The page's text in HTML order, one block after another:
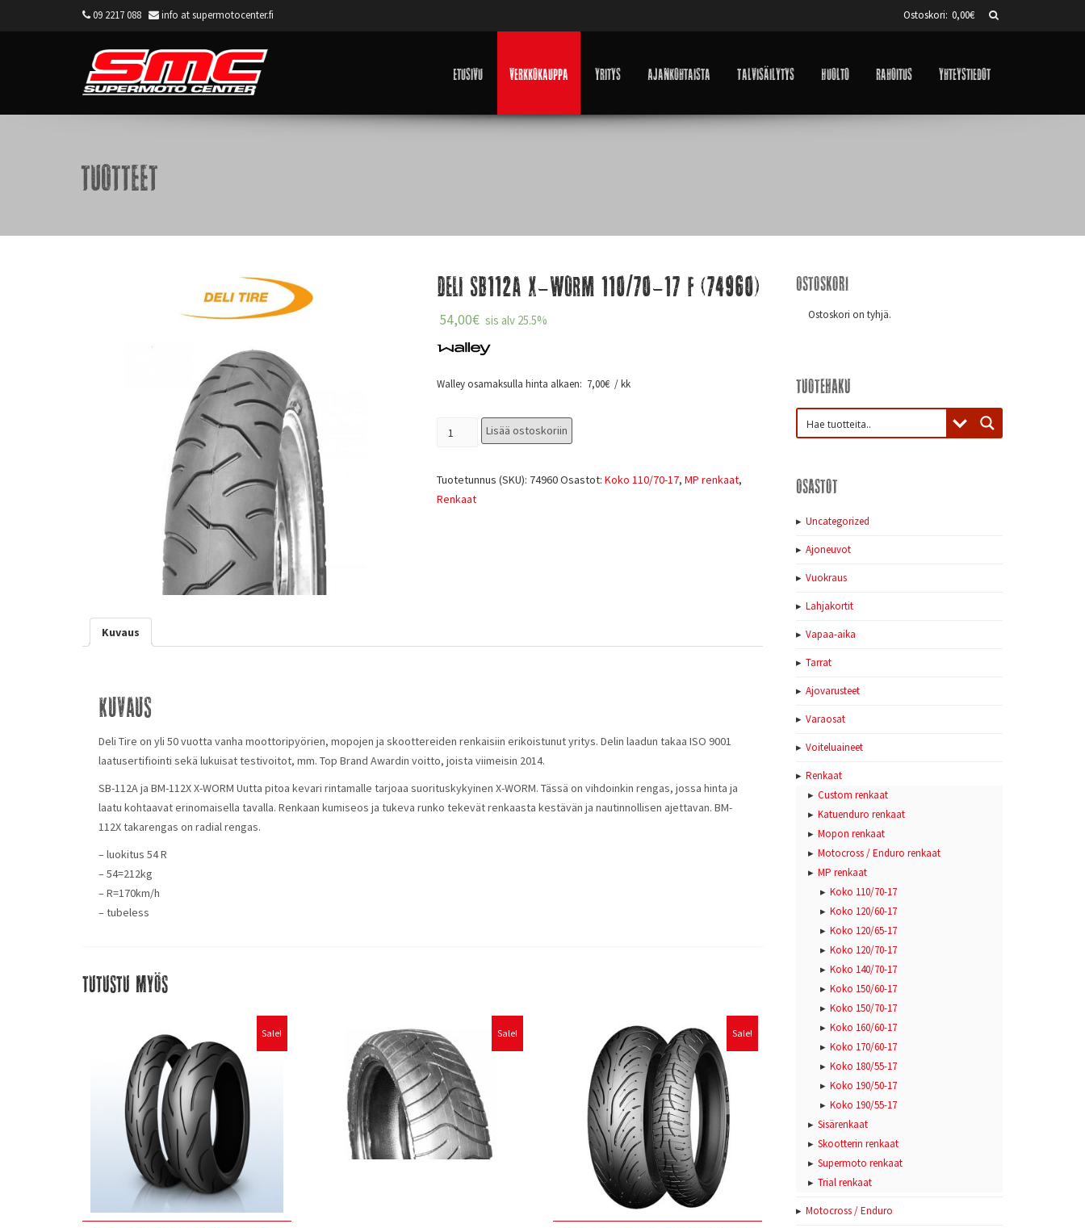
09 2217 088 info at supermotocenter.fi Ostoskori: 0,00€
Etusivu Verkkokauppa Yritys Ajankohtaista Talvisäilytys Huolto Rahoitus Yhteystiedot
Tuotteet
Deli SB112A X-Worm 110/70-17 F (74960)
54,00€ sis alv 25.5%
Walley osamaksulla hinta alkaen: 7,00€ / kk
Lisää ostoskoriin
Tuotetunnus (SKU): 74960Osastot: Koko 110/70-17, MP renkaat,
Renkaat
Kuvaus
Kuvaus
Deli Tire on yli 50 vuotta vanha moottoripyörien, mopojen ja skoottereiden renkaisiin erikoistunut yritys. Delin laadun takaa ISO 9001
laatusertifiointi sekä lukuisat testivoitot, mm. Top Brand Awardin voitto, joista viimeisin 2014.
SB-112A ja BM-112X X-WORM Uutta pitoa kevari rintamalle tarjoaa suorituskykyinen X-WORM. Tässä on vihdoinkin rengas, jossa hinta ja
laatu kohtaavat erinomaisella tavalla. Renkaan kumiseos ja tukeva runko tekevät renkaasta kestävän ja nautinnollisen ajettavan. BM-
112X takarengas on radial rengas.
– luokitus 54 R
– 54=212kg
– R=170km/h
– tubeless
Tutustu myös
Sale! Sale! Sale!
Ostoskori
Ostoskori on tyhjä.
Tuotehaku
Osastot
Uncategorized
Ajoneuvot
Vuokraus
Lahjakortit
Vapaa-aika
Tarrat
Ajovarusteet
Varaosat
Voiteluaineet
Renkaat
Custom renkaat
Katuenduro renkaat
Mopon renkaat
Motocross / Enduro renkaat
MP renkaat
Koko 110/70-17
Koko 120/60-17
Koko 120/65-17
Koko 120/70-17
Koko 140/70-17
Koko 150/60-17
Koko 150/70-17
Koko 160/60-17
Koko 170/60-17
Koko 180/55-17
Koko 190/50-17
Koko 190/55-17
Sisärenkaat
Skootterin renkaat
Supermoto renkaat
Trial renkaat
Motocross / Enduro